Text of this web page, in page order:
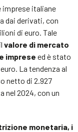
imprese italiane
dai derivati, con
di euro. Tale
valore di mercato
imprese ed è stato
La tendenza al
netto di 2.927
nel 2024, con un
monetaria, i